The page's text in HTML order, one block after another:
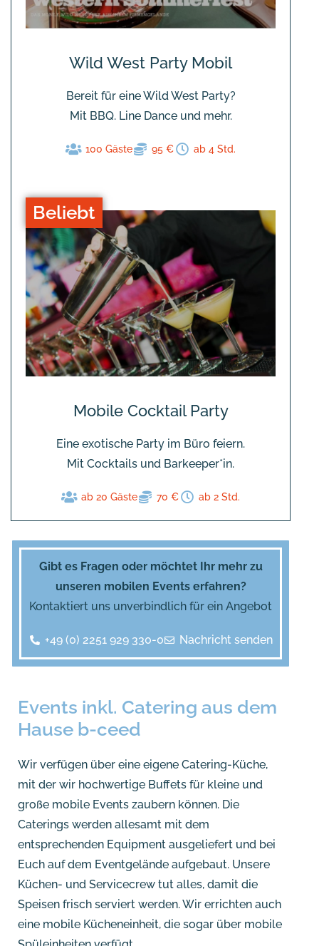
Wild West Party Mobil
Bereit für eine Wild West Party?
Mit BBQ. Line Dance und mehr.
100 Gäste 95 € ab 4 Std.
Beliebt
Mobile Cocktail Party
Eine exotische Party im Büro feiern.
Mit Cocktails und Barkeeper*in.
ab 20 Gäste 70 € ab 2 Std.
Gibt es Fragen oder möchtet Ihr mehr zu
unseren mobilen Events erfahren?
Kontaktiert uns unverbindlich für ein Angebot
+49 (0) 2251 929 330-0 Nachricht senden
Events inkl. Catering aus dem
Hause b-ceed
Wir verfügen über eine eigene Catering-Küche,
mit der wir hochwertige Buffets für kleine und
große mobile Events zaubern können. Die
Caterings werden allesamt mit dem
entsprechenden Equipment ausgeliefert und bei
Euch auf dem Eventgelände aufgebaut. Unsere
Küchen- und Servicecrew tut alles, damit die
Speisen frisch serviert werden. Wir errichten auch
eine mobile Kücheneinheit, die sogar über mobile